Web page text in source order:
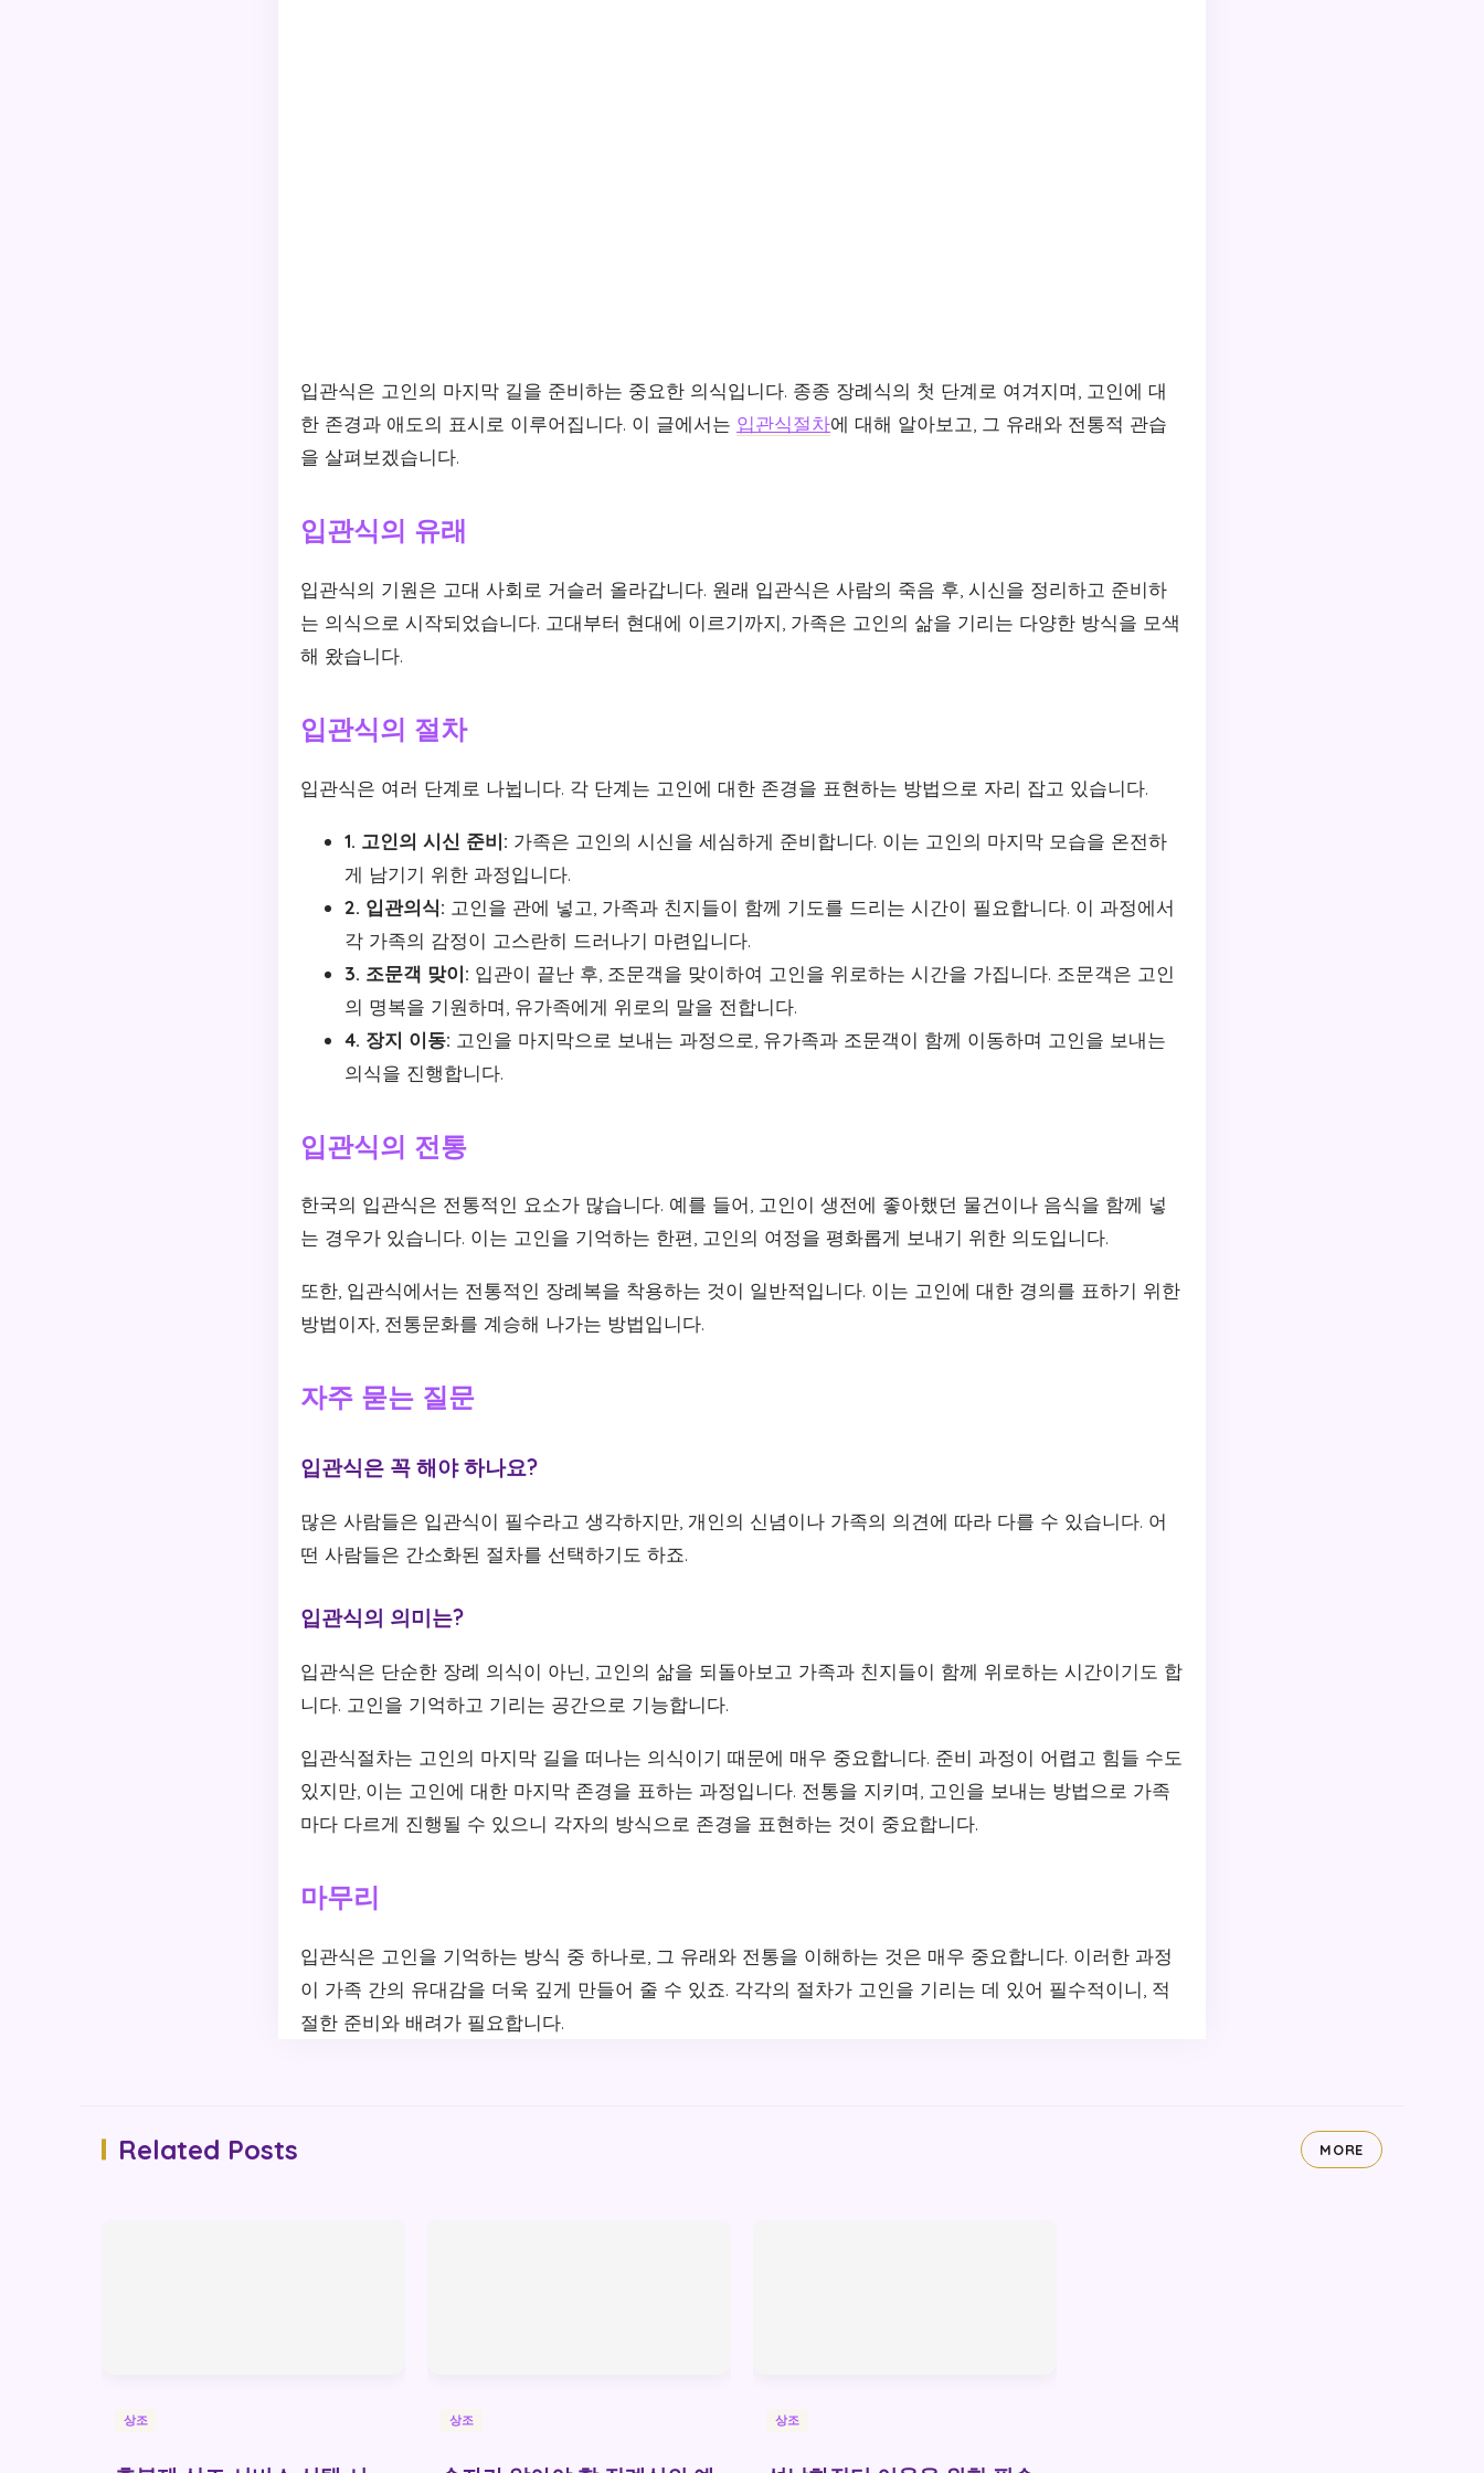
입관식은 고인의 마지막 길을 준비하는 중요한 의식입니다. 종종 장례식의 첫 단계로 여겨지며, 고인에 대
한 존경과 애도의 표시로 이루어집니다. 이 글에서는 입관식절차에 대해 알아보고, 그 유래와 전통적 관습
을 살펴보겠습니다.
입관식의 유래
입관식의 기원은 고대 사회로 거슬러 올라갑니다. 원래 입관식은 사람의 죽음 후, 시신을 정리하고 준비하
는 의식으로 시작되었습니다. 고대부터 현대에 이르기까지, 가족은 고인의 삶을 기리는 다양한 방식을 모색
해 왔습니다.
입관식의 절차
입관식은 여러 단계로 나뉩니다. 각 단계는 고인에 대한 존경을 표현하는 방법으로 자리 잡고 있습니다.
1. 고인의 시신 준비: 가족은 고인의 시신을 세심하게 준비합니다. 이는 고인의 마지막 모습을 온전하
게 남기기 위한 과정입니다.
2. 입관의식: 고인을 관에 넣고, 가족과 친지들이 함께 기도를 드리는 시간이 필요합니다. 이 과정에서
각 가족의 감정이 고스란히 드러나기 마련입니다.
3. 조문객 맞이: 입관이 끝난 후, 조문객을 맞이하여 고인을 위로하는 시간을 가집니다. 조문객은 고인
의 명복을 기원하며, 유가족에게 위로의 말을 전합니다.
4. 장지 이동: 고인을 마지막으로 보내는 과정으로, 유가족과 조문객이 함께 이동하며 고인을 보내는
의식을 진행합니다.
입관식의 전통
한국의 입관식은 전통적인 요소가 많습니다. 예를 들어, 고인이 생전에 좋아했던 물건이나 음식을 함께 넣
는 경우가 있습니다. 이는 고인을 기억하는 한편, 고인의 여정을 평화롭게 보내기 위한 의도입니다.
또한, 입관식에서는 전통적인 장례복을 착용하는 것이 일반적입니다. 이는 고인에 대한 경의를 표하기 위한
방법이자, 전통문화를 계승해 나가는 방법입니다.
자주 묻는 질문
입관식은 꼭 해야 하나요?
많은 사람들은 입관식이 필수라고 생각하지만, 개인의 신념이나 가족의 의견에 따라 다를 수 있습니다. 어
떤 사람들은 간소화된 절차를 선택하기도 하죠.
입관식의 의미는?
입관식은 단순한 장례 의식이 아닌, 고인의 삶을 되돌아보고 가족과 친지들이 함께 위로하는 시간이기도 합
니다. 고인을 기억하고 기리는 공간으로 기능합니다.
입관식절차는 고인의 마지막 길을 떠나는 의식이기 때문에 매우 중요합니다. 준비 과정이 어렵고 힘들 수도
있지만, 이는 고인에 대한 마지막 존경을 표하는 과정입니다. 전통을 지키며, 고인을 보내는 방법으로 가족
마다 다르게 진행될 수 있으니 각자의 방식으로 존경을 표현하는 것이 중요합니다.
마무리
입관식은 고인을 기억하는 방식 중 하나로, 그 유래와 전통을 이해하는 것은 매우 중요합니다. 이러한 과정
이 가족 간의 유대감을 더욱 깊게 만들어 줄 수 있죠. 각각의 절차가 고인을 기리는 데 있어 필수적이니, 적
절한 준비와 배려가 필요합니다.
Related Posts MORE
상조 상조 상조